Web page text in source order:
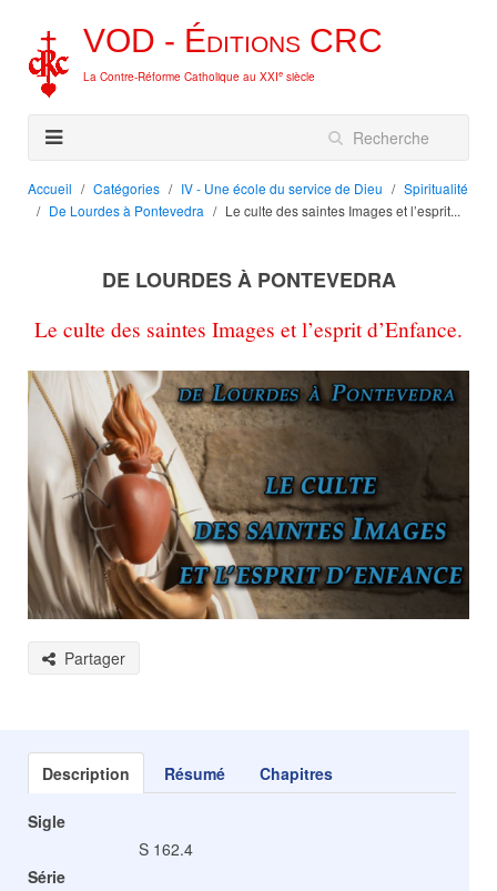
VOD - Éditions CRC
La Contre-Réforme Catholique au XXIe siècle
Accueil Catégories IV - Une école du service de Dieu
Spiritualité
De Lourdes à Pontevedra
Le culte des saintes Images et l’esprit...
DE LOURDES À PONTEVEDRA
Le culte des saintes Images et l’esprit d’Enfance.
Partager
Description Résumé Chapitres
Sigle
S 162.4
Série